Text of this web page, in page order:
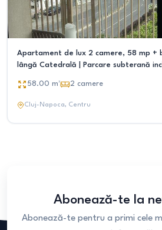
Apartament de lux 2 camere, 58 mp +
lângă Catedrală | Parcare subterană
58.00 m² 2 camere
Cluj-Napoca, Centru
Abonează-te la
Abonează-te pentru a primi cele